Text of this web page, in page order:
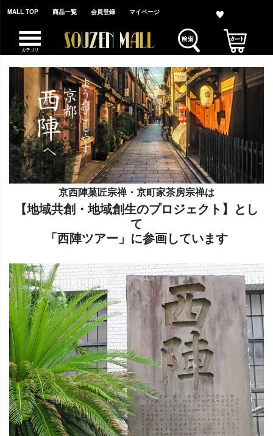
MALL TOP 商品一覧 会員登録 マイページ
京西陣菓匠宗禅・京町家茶房宗禅は
【地域共創・地域創生のプロジェクト】とし
て
「西陣ツアー」に参画しています